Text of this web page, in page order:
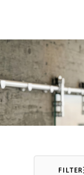
FILTER